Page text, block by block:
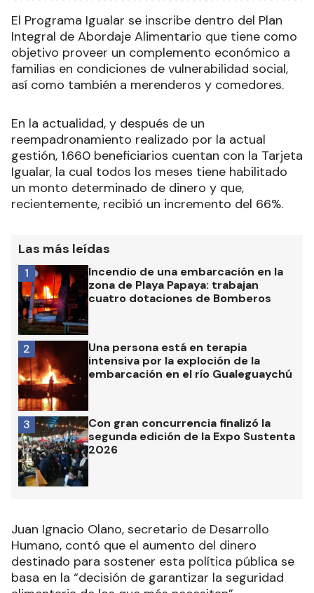
El Programa Igualar se inscribe dentro del Plan
Integral de Abordaje Alimentario que tiene como
objetivo proveer un complemento económico a
familias en condiciones de vulnerabilidad social,
así como también a merenderos y comedores.
En la actualidad, y después de un
reempadronamiento realizado por la actual
gestión, 1.660 beneficiarios cuentan con la Tarjeta
Igualar, la cual todos los meses tiene habilitado
un monto determinado de dinero y que,
recientemente, recibió un incremento del 66%.
Las más leídas
Incendio de una embarcación en la
zona de Playa Papaya: trabajan
cuatro dotaciones de Bomberos
1
Una persona está en terapia
intensiva por la exploción de la
embarcación en el río Gualeguaychú
2
Con gran concurrencia finalizó la
segunda edición de la Expo Sustenta
2026
3
Juan Ignacio Olano, secretario de Desarrollo
Humano, contó que el aumento del dinero
destinado para sostener esta política pública se
basa en la “decisión de garantizar la seguridad